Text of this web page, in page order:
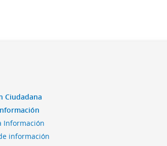
Ciudadana
Información
información